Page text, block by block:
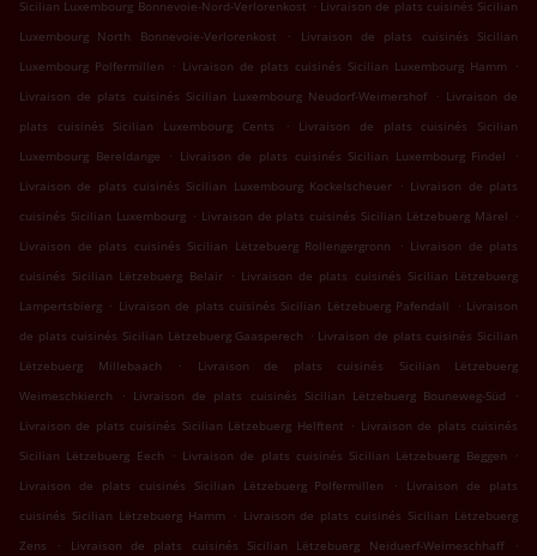
Sicilian Luxembourg Bonnevoie-Nord-Verlorenkost
Livraison de plats cuisinés Sicilian
Luxembourg North Bonnevoie-Verlorenkost
.
Livraison de plats cuisinés Sicilian
Luxembourg Polfermillen
. Livraison de plats cuisinés Sicilian Luxembourg Hamm
.
Livraison de plats cuisinés Sicilian Luxembourg Neudorf-Weimershof
. Livraison de
plats cuisinés Sicilian Luxembourg Cents
.
Livraison de plats cuisinés Sicilian
Luxembourg Bereldange
. Livraison de plats cuisinés Sicilian Luxembourg Findel
.
Livraison de plats cuisinés Sicilian Luxembourg Kockelscheuer . Livraison de plats
cuisinés Sicilian Luxembourg . Livraison de plats cuisinés Sicilian Lëtzebuerg Märel .
Livraison de plats cuisinés Sicilian Lëtzebuerg Rollengergronn
. Livraison de plats
cuisinés Sicilian Lëtzebuerg Belair . Livraison de plats cuisinés Sicilian Lëtzebuerg
Lampertsbierg . Livraison de plats cuisinés Sicilian Lëtzebuerg Pafendall . Livraison
de plats cuisinés Sicilian Lëtzebuerg Gaasperech . Livraison de plats cuisinés Sicilian
Lëtzebuerg Millebaach
.
Livraison de plats cuisinés Sicilian Lëtzebuerg
Weimeschkierch
. Livraison de plats cuisinés Sicilian Lëtzebuerg Bouneweg-Süd
.
Livraison de plats cuisinés Sicilian Lëtzebuerg Helftent . Livraison de plats cuisinés
Sicilian Lëtzebuerg Eech
. Livraison de plats cuisinés Sicilian Lëtzebuerg Beggen
.
Livraison de plats cuisinés Sicilian Lëtzebuerg Polfermillen
.
Livraison de plats
cuisinés Sicilian Lëtzebuerg Hamm
. Livraison de plats cuisinés Sicilian Lëtzebuerg
Zens
. Livraison de plats cuisinés Sicilian Lëtzebuerg Neiduerf-Weimeschhaff
.